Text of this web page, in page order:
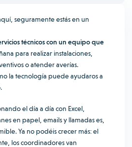
seguramente estás en un
técnicos con un equipo que
para realizar instalaciones,
o atender averías.
la tecnología puede ayudaros a
el día a día con Excel,
en papel, emails y llamadas es,
Ya no podéis crecer más: el
los coordinadores van